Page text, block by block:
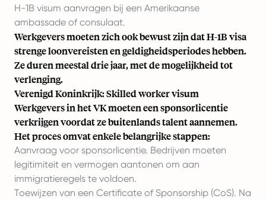
H-1B visum aanvragen bij een Amerikaanse
ambassade of consulaat.
Werkgevers moeten zich ook bewust zijn dat H-1B visa
strenge loonvereisten en geldigheidsperiodes hebben.
Ze duren meestal drie jaar, met de mogelijkheid tot
verlenging.
Verenigd Koninkrijk: Skilled worker visum
Werkgeversin het VKmoeten een sponsorlicentie
verkrijgen voordat ze buitenlands talent aannemen.
Het proces omvat enkele belangrijke stappen:
Aanvraag voor sponsorlicentie. Bedrijven moeten
legitimiteit en vermogen aantonen om aan
immigratieregels te voldoen.
Toewijzen van een Certificate of Sponsorship (CoS). Na